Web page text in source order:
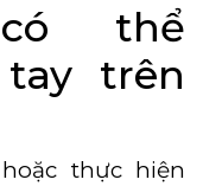
thể
trên
thực hiện